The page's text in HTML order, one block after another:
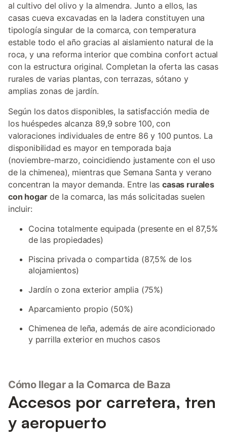
al cultivo del olivo y la almendra. Junto a ellos, las
casas cueva excavadas en la ladera constituyen una
tipología singular de la comarca, con temperatura
estable todo el año gracias al aislamiento natural de la
roca, y una reforma interior que combina confort actual
con la estructura original. Completan la oferta las casas
rurales de varias plantas, con terrazas, sótano y
amplias zonas de jardín.
Según los datos disponibles, la satisfacción media de
los huéspedes alcanza 89,9 sobre 100, con
valoraciones individuales de entre 86 y 100 puntos. La
disponibilidad es mayor en temporada baja
(noviembre-marzo, coincidiendo justamente con el uso
de la chimenea), mientras que Semana Santa y verano
concentran la mayor demanda. Entre lascasas rurales
con hogarde la comarca, las más solicitadas suelen
incluir:
Cocina totalmente equipada (presente en el 87,5%
de las propiedades)
Piscina privada o compartida (87,5% de los
alojamientos)
Jardín o zona exterior amplia (75%)
Aparcamiento propio (50%)
Chimenea de leña, además de aire acondicionado
y parrilla exterior en muchos casos
Cómo llegar a la Comarca de Baza
Accesos por carretera, tren
y aeropuerto